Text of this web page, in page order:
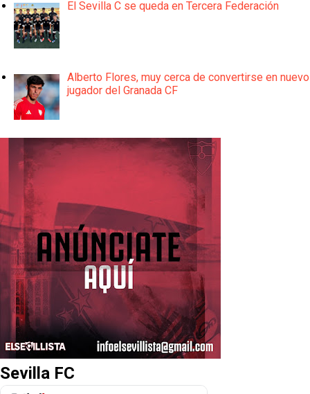
El Sevilla C se queda en Tercera Federación
Alberto Flores, muy cerca de convertirse en nuevo
jugador del Granada CF
Sevilla FC